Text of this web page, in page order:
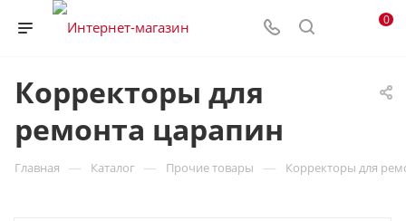
0
Корректоры для
ремонта царапин
Главная — Каталог — Прочие товары — Корректоры для